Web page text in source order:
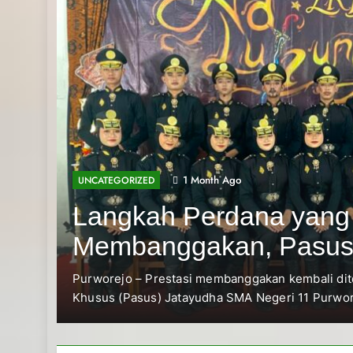
UNCATEGORIZED 1 Month Ago
Langkah Perdana yang
Membanggakan, Pasus
Jatayudha Ukir Prestasi di
Adiluhung Se-Jawa
Purworejo – Prestasi membanggakan kembali
Khusus (Pasus) Jatayudha SMA Negeri 11 Purworejo….